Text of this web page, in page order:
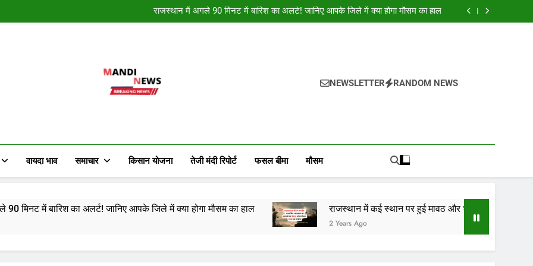
राजस्थान में अगले 90 मिनट में बारिश का अलर्ट! जानिए आपके जिले में क्या होगा मौसम का हाल
राजस्थान में कई स्थान पर हुई मावठ और भयंकर ओलाव्रष्टि, जाने कितने दिनों तक रहेगा(आड़म)
राजस्थान में मौसम ने मारी पलटी, कई स्थान पर हुई मावठ, राजस्थान के 10 जिलों में बारिश का
अलर्ट जारी
Mandi News
NEWSLETTER RANDOM NEWS
वायदा भाव समाचार किसान योजना तेजी मंदी रिपोर्ट फसल बीमा मौसम
बारिश का अलर्ट! जानिए आपके जिले में क्या होगा मौसम का हाल राजस्थान में कई स्थान पर हुई मावठ और भयंकर ओलाव्रष्टि, जाने कितने
2 Years Ago